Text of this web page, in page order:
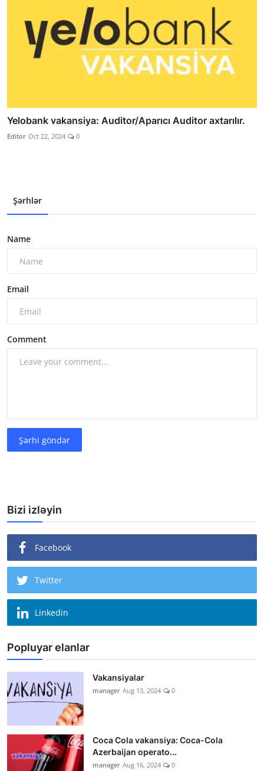
Yelobank vakansiya: Auditor/Aparıcı Auditor axtarılır.
Editor Oct 22, 2024 0
Şərhlər
Name
Email
Comment
Şərhi göndər
Bizi izləyin
Facebook
Twitter
Linkedin
Popluyar elanlar
Vakansiyalar
manager Aug 13, 2024 0
Coca Cola vakansiya: Coca-Cola
Azerbaijan operato...
manager Aug 16, 2024 0